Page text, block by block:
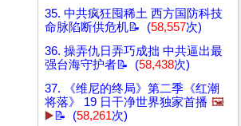
35. 中共疯狂囤稀土 西方国防科技
命脉陷断供危机📝 (58,557次)
36. 操弄仇日弄巧成拙 中共逼出最
强台海守护者📝 (58,438次)
37. 《维尼的终局》第二季《红潮
将落》 19 日干净世界独家首播 🖼️
▶️📝 (58,261次)